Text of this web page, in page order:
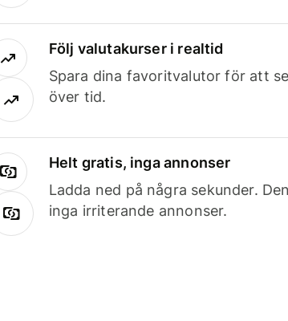
Följ valutakurser i realtid
Spara dina favoritvalutor för att
över tid.
Helt gratis, inga annonser
Ladda ned på några sekunder.
inga irriterande annonser.